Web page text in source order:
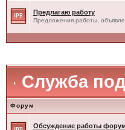
Предлагаю работу
Предложения работы,
Служба
Форум
Обсуждение работы